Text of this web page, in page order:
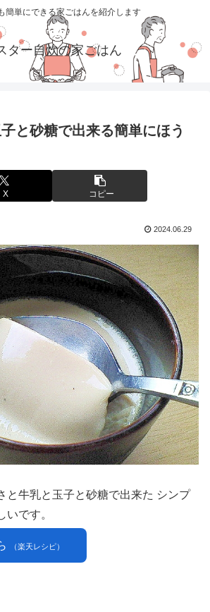
簡単にできる家ごはんを紹介します
ター自炊の家ごはん
と砂糖で出来る簡単にほう
X コピー
2024.06.29
と牛乳と玉子と砂糖で出来た シンプ
いです。
（楽天レシピ）